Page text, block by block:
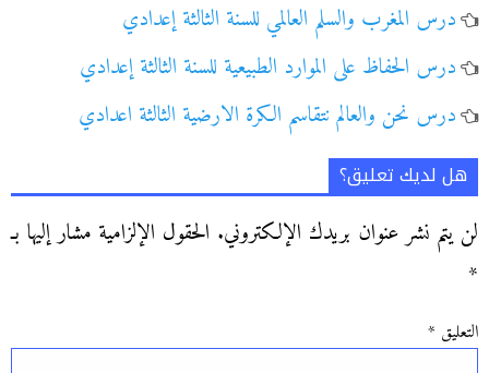
درس المغرب والسلم العالمي للسنة الثالثة إعدادي
درس الحفاظ على الموارد الطبيعية للسنة الثالثة إعدادي
درس نحن والعالم نتقاسم الكرة الارضية الثالثة اعدادي
هل لديك تعليق؟
لن يتم نشر عنوان بريدك الإلكتروني. الحقول الإلزامية مشار إليها بـ
*
التعليق *